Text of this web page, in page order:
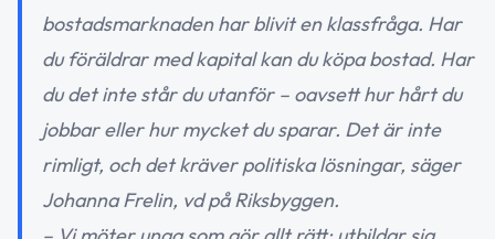
bostadsmarknaden har blivit en klassfråga. Har
du föräldrar med kapital kan du köpa bostad. Har
du det inte står du utanför – oavsett hur hårt du
jobbar eller hur mycket du sparar. Det är inte
rimligt, och det kräver politiska lösningar, säger
Johanna Frelin, vd på Riksbyggen.